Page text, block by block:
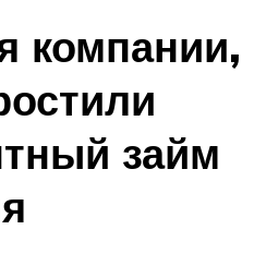
компании,
займ